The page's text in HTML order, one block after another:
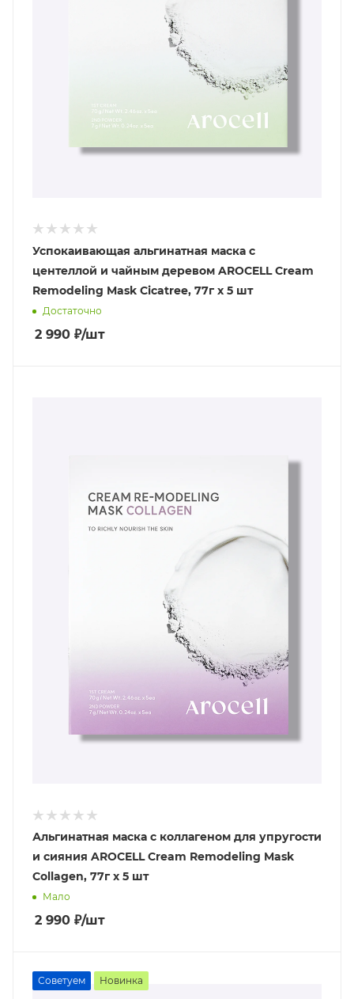
Успокаивающая альгинатная маска c
центеллой и чайным деревом AROCELL Cream
Remodeling Mask Cicatree, 77г х 5 шт
Достаточно
2 990 ₽/шт
Альгинатная маска с коллагеном для упругости
и сияния AROCELL Cream Remodeling Mask
Collagen, 77г х 5 шт
Мало
2 990 ₽/шт
Советуем Новинка